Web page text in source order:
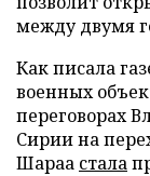
между двумя
Как писала
военных
переговорах
Сирии на
Шараа стала